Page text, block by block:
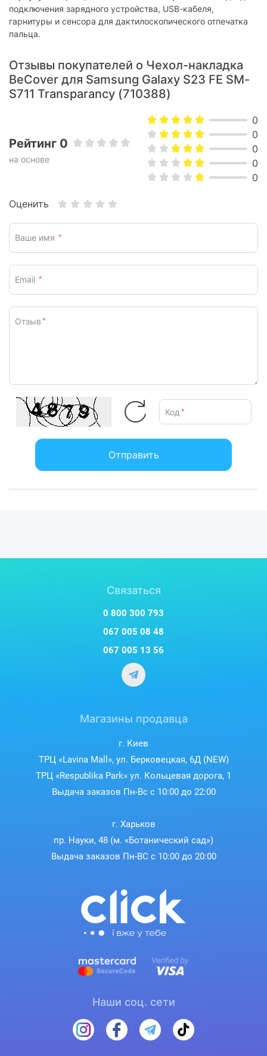
подключения зарядного устройства, USB-кабеля,
гарнитуры и сенсора для дактилоскопического отпечатка
пальца.
Отзывы покупателей о Чехол-накладка
BeCover для Samsung Galaxy S23 FE SM-
S711 Transparancy (710388)
Рейтинг 0
на основе
0
0
0
0
0
Оценить
Ваше имя *
Email *
Отзыв *
Код *
Отправить
Связаться
0 800 300 793
067 005 08 48
067 005 13 56
Магазины продавца
г. Киев
ТРЦ «Lavina Mall», ул. Берковецкая, 6Д (NEW)
ТРЦ «Respublika Park» ул. Кольцевая дорога, 1
Выдача заказов Пн-Вс с 10:00 до 22:00
г. Харьков
пр. Науки, 48 (м. «Ботанический сад»)
Выдача заказов Пн-ВС с 10:00 до 20:00
Наши соц. сети